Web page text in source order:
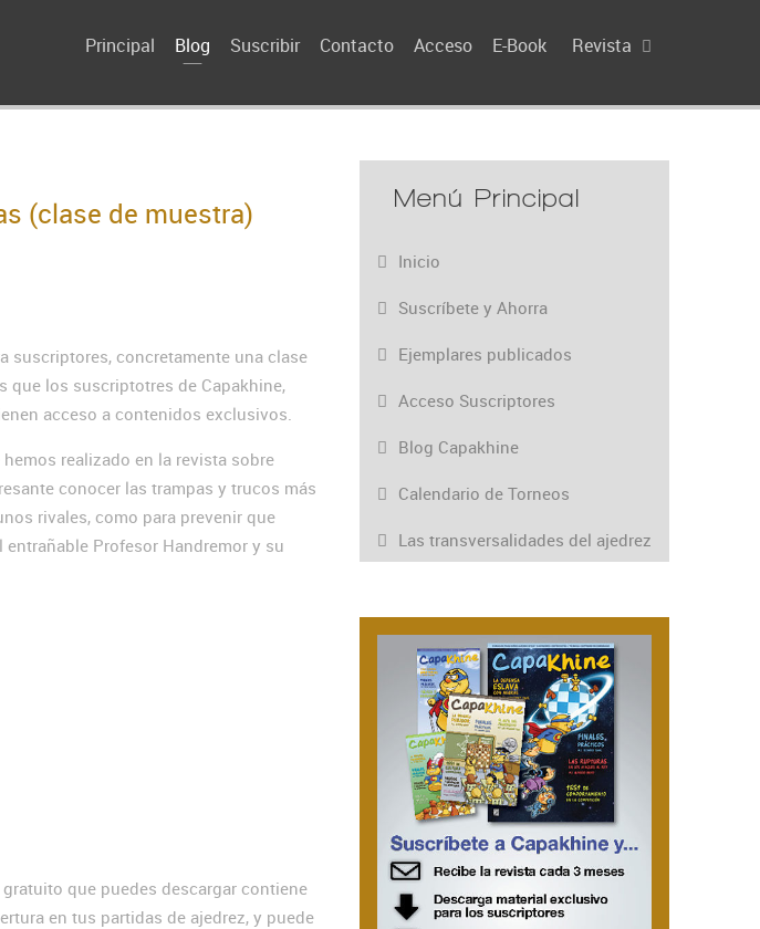
Principal Blog Suscribir Contacto Acceso E-Book Revista
(clase de muestra)
suscriptores, concretamente una clase
que los suscriptotres de Capakhine,
acceso a contenidos exclusivos.
realizado en la revista sobre
conocer las trampas y trucos más
rivales, como para prevenir que
Profesor Handremor y su
que puedes descargar contiene
en tus partidas de ajedrez, y puede
Menú Principal
Inicio
Suscríbete y Ahorra
Ejemplares publicados
Acceso Suscriptores
Blog Capakhine
Calendario de Torneos
Las transversalidades del ajedrez